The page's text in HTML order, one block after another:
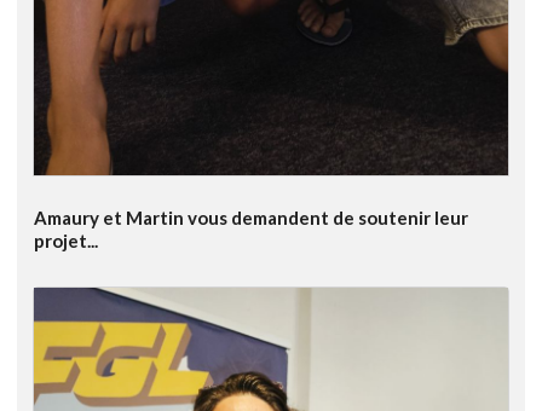
Amaury et Martin vous demandent de soutenir leur
projet...